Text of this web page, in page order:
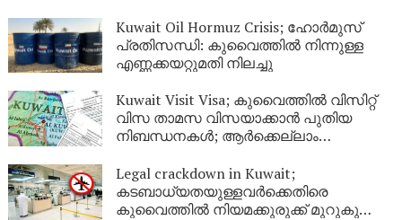
Kuwait Oil Hormuz Crisis; ഹോർമുസ്
പ്രതിസന്ധി: കുവൈത്തിൽ നിന്നുള്ള
എണ്ണക്കയറ്റുമതി നിലച്ചു
Kuwait Visit Visa; കുവൈത്തിൽ വിസിറ്റ്
വിസ താമസ വിസയാക്കാൻ പുതിയ
നിബന്ധനകൾ; ആർക്കെല്ലാം
Legal crackdown in Kuwait;
കടബാധ്യതയുള്ളവർക്കെതിരെ
കുവൈത്തിൽ നിയമക്കുരുക്ക് മുറുകുന്നു;